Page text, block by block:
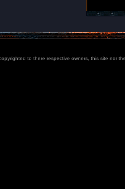
to there respective owners, this site nor